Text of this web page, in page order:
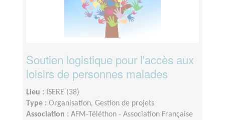
Soutien logistique pour l'accès aux
loisirs de personnes malades
Lieu : ISERE (38)
Type : Organisation, Gestion de projets
Association : AFM-Téléthon - Association Française